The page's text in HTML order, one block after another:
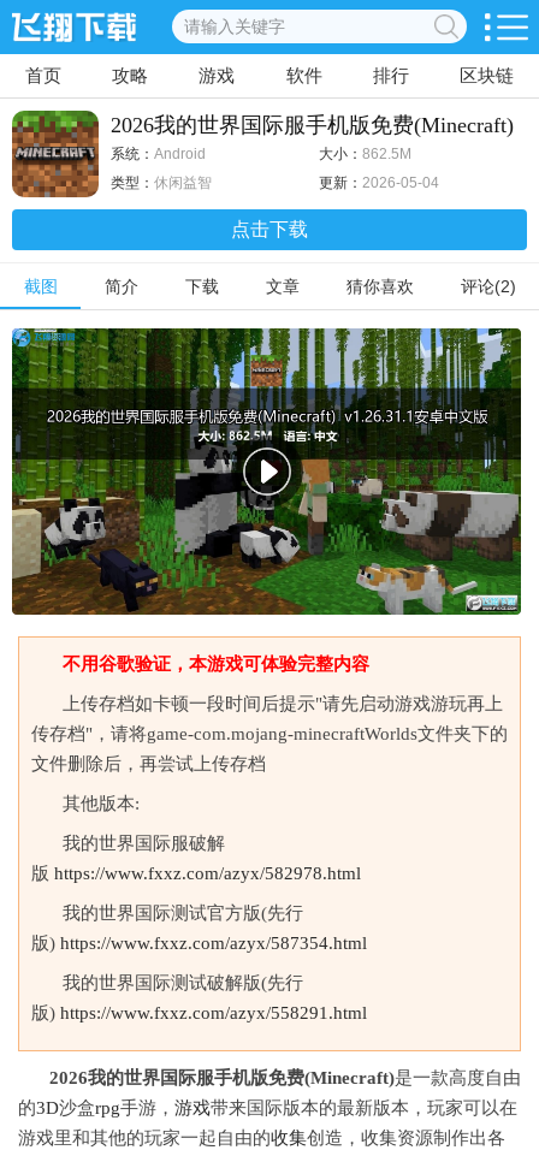
首页 攻略 游戏 软件 排行 区块链
2026我的世界国际服手机版免费(Minecraft)
v1.26.31.1安卓中文版
系统： Android 大小： 862.5M
类型： 休闲益智 更新： 2026-05-04
点击下载
截图 简介 下载 文章 猜你喜欢 评论(2)
不用谷歌验证，本游戏可体验完整内容
上传存档如卡顿一段时间后提示"请先启动游戏游玩再上
传存档"，请将game-com.mojang-minecraftWorlds文件夹下的
文件删除后，再尝试上传存档
其他版本:
我的世界国际服破解
版 https://www.fxxz.com/azyx/582978.html
我的世界国际测试官方版(先行
版) https://www.fxxz.com/azyx/587354.html
我的世界国际测试破解版(先行
版) https://www.fxxz.com/azyx/558291.html
2026我的世界国际服手机版免费(Minecraft)是一款高度自由
的3D沙盒rpg手游， 游戏带来国际版本的最新版本，玩家可以在
游戏里和其他的玩家一起自由的收集创造，收集资源制作出各